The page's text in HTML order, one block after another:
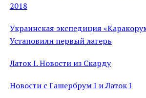
2018
Украинская экспедиция
Установили первый лагерь
Латок I. Новости из Скарду
Новости с Гашербрум I и Латок I